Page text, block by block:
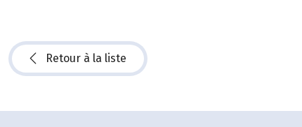
Retour à la liste